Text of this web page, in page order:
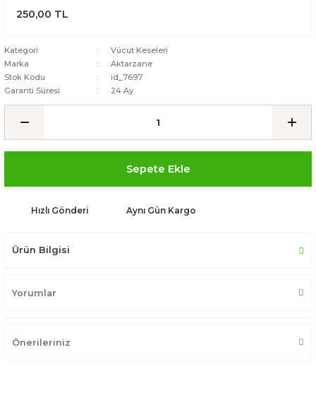
250,00 TL
Kategori
Vücut Keseleri
Marka
Aktarzane
Stok Kodu
id_7697
Garanti Süresi
24 Ay
Sepete Ekle
Hızlı Gönderi Aynı Gün Kargo
Ürün Bilgisi
Yorumlar
Önerileriniz